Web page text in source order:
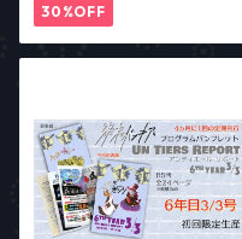
30%OFF